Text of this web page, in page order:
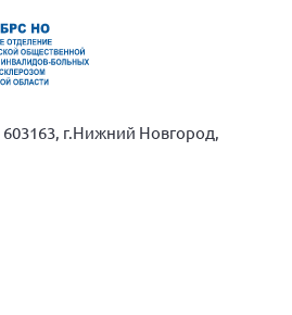
документы
для НКО
мнения
конференция
тренинг
новые реалии" (26-
г.Нижний Новгород,